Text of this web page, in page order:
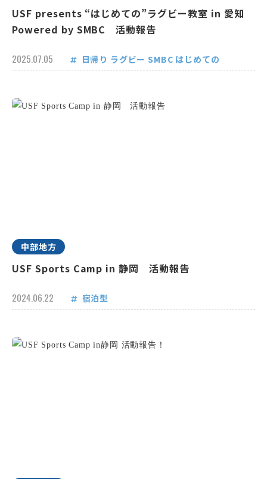
USF presents “はじめての”ラグビー教室 in 愛知
Powered by SMBC 活動報告
2025.07.05 日帰り ラグビー SMBC はじめての
中部地方
USF Sports Camp in 静岡 活動報告
2024.06.22 宿泊型